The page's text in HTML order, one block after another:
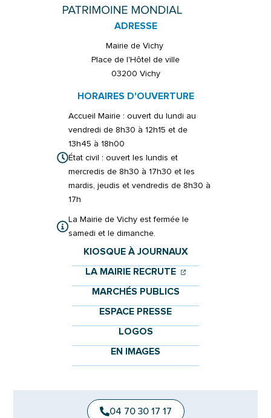
ADRESSE
Mairie de Vichy
Place de l'Hôtel de ville
03200 Vichy
HORAIRES D'OUVERTURE
Accueil Mairie : ouvert du lundi au
vendredi de 8h30 à 12h15 et de
13h45 à 18h00
État civil : ouvert les lundis et
mercredis de 8h30 à 17h30 et les
mardis, jeudis et vendredis de 8h30 à
17h
La Mairie de Vichy est fermée le
samedi et le dimanche.
KIOSQUE À JOURNAUX
LA MAIRIE RECRUTE (OUVERTURE
(OUVERTURE
MARCHÉS PUBLICS
ESPACE PRESSE
LOGOS
EN IMAGES
04 70 30 17 17